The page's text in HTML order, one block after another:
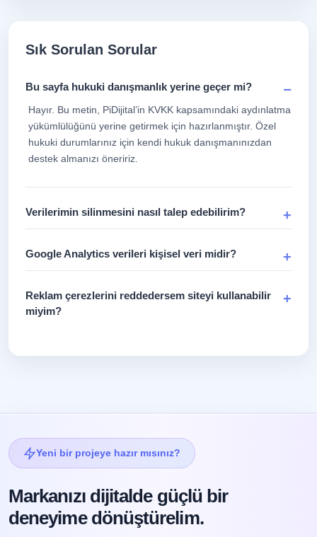
Sık Sorulan Sorular
Bu sayfa hukuki danışmanlık yerine geçer mi?
Hayır. Bu metin, PiDijital’in KVKK kapsamındaki aydınlatma
yükümlülüğünü yerine getirmek için hazırlanmıştır. Özel
hukuki durumlarınız için kendi hukuk danışmanınızdan
destek almanızı öneririz.
Verilerimin silinmesini nasıl talep edebilirim?
Google Analytics verileri kişisel veri midir?
Reklam çerezlerini reddedersem siteyi kullanabilir
miyim?
Yeni bir projeye hazır mısınız?
Markanızı dijitalde güçlü bir
deneyime dönüştürelim.